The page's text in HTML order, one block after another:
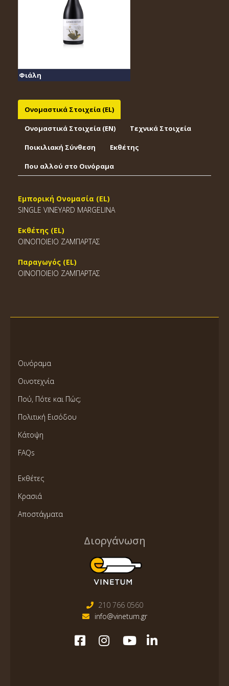
Φιάλη
Ονομαστικά Στοιχεία (EL)
Ονομαστικά Στοιχεία (EΝ) Τεχνικά Στοιχεία
Ποικιλιακή Σύνθεση Εκθέτης
Που αλλού στο Οινόραμα
Εμπορική Ονομασία (EL)
SINGLE VINEYARD MARGELINA
Εκθέτης (EL)
ΟΙΝΟΠΟΙΕΙΟ ΖΑΜΠΑΡΤΑΣ
Παραγωγός (EL)
ΟΙΝΟΠΟΙΕΙΟ ΖΑΜΠΑΡΤΑΣ
Οινόραμα
Οινοτεχνία
Πού, Πότε και Πώς;
Πολιτική Εισόδου
Κάτοψη
FAQs
Εκθέτες
Κρασιά
Αποστάγματα
Διοργάνωση
210 766 0560
info@vinetum.gr